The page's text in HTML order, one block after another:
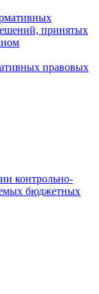
принятых
правовых
контрольно-
бюджетных